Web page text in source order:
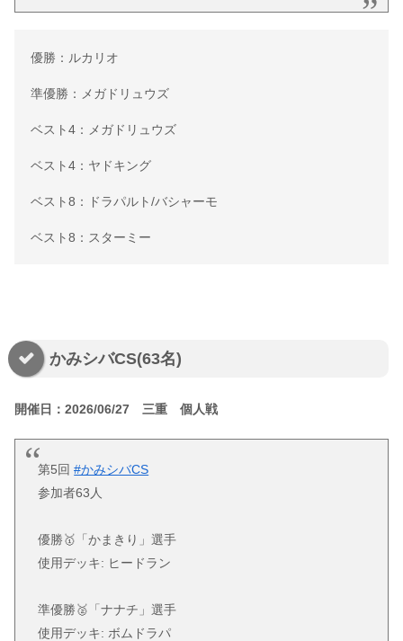
優勝：ルカリオ
準優勝：メガドリュウズ
ベスト4：メガドリュウズ
ベスト4：ヤドキング
ベスト8：ドラパルト/バシャーモ
ベスト8：スターミー
かみシバCS(63名)
開催日：2026/06/27 三重 個人戦
第5回#かみシバCS
参加者63人
優勝🥇「かまきり」選手
使用デッキ: ヒードラン
準優勝🥈「ナナチ」選手
使用デッキ: ボムドラパ